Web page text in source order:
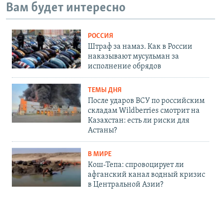
Вам будет интересно
РОССИЯ
Штраф за намаз. Как в России
наказывают мусульман за
исполнение обрядов
ТЕМЫ ДНЯ
После ударов ВСУ по российским
складам Wildberries смотрит на
Казахстан: есть ли риски для
Астаны?
В МИРЕ
Кош-Тепа: спровоцирует ли
афганский канал водный кризис
в Центральной Азии?